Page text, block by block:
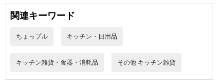
・ 暑い夏は熱気をシャットし、飲み物や食材の温度を保ちます。
保冷の際は、保冷剤を一緒に入れておくとより効果を発揮します。
関連キーワード
ちょっプル キッチン・日用品
キッチン雑貨・食器・消耗品 その他 キッチン雑貨